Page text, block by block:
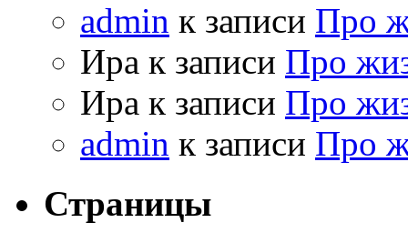
admin к записи Про
Ира к записи Про
Ира к записи Про
admin к записи Про
Страницы